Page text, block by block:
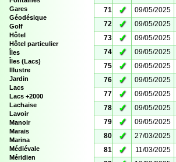
Gares
Géodésique
Golf
Hôtel
Hôtel particulier
Îles
Îles (Lacs)
Illustre
Jardin
Lacs
Lacs +2000
Lachaise
Lavoir
Manoir
Marais
Marina
Médiévale
Méridien
71
✓ 09/05/2025
72
✓ 09/05/2025
73
✓ 09/05/2025
74
✓ 09/05/2025
75
✓ 09/05/2025
76
✓ 09/05/2025
77
✓ 09/05/2025
78
✓ 09/05/2025
79
✓ 09/05/2025
80
✓ 27/03/2025
81
✓ 11/03/2025